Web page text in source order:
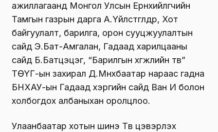
ажиллагаанд Монгол Улсын Ерөнхийлөгчийн
Тамгын газрын дарга А.Үйлстөгөлдөр, Хот
байгуулалт, барилга, орон сууцжуулалтын
сайд Э.Бат-Амгалан, Гадаад харилцааны
сайд Б.Батцэцэг, “Барилгын хөгжлийн төв”
ТӨҮГ-ын захирал Д.Мөнхбаатар нараас гадна
БНХАУ-ын Гадаад хэргийн сайд Ван И болон
холбогдох албаныхан оролцлоо.
Улаанбаатар хотын шинэ Төв цэвэрлэх